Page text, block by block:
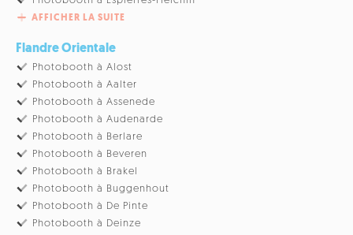
AFFICHER LA SUITE
Flandre Orientale
Photobooth à Alost
Photobooth à Aalter
Photobooth à Assenede
Photobooth à Audenarde
Photobooth à Berlare
Photobooth à Beveren
Photobooth à Brakel
Photobooth à Buggenhout
Photobooth à De Pinte
Photobooth à Deinze